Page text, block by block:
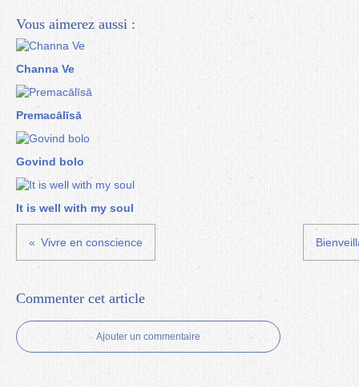
Vous aimerez aussi :
Channa Ve
Premacālīsā
Govind bolo
It is well with my soul
Vivre en conscience
Commenter cet article
Ajouter un commentaire